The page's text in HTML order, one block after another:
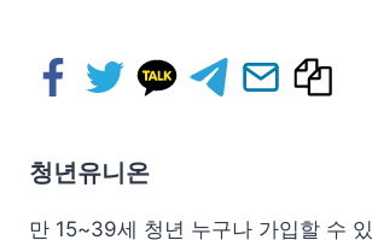
청년유니온
만 15~39세 청년 누구나 가입할 수